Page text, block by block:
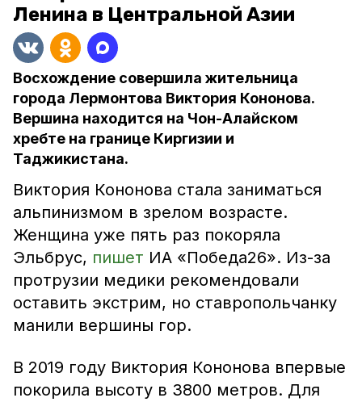
Ленина в Центральной Азии
Восхождение совершила жительница
города Лермонтова Виктория Кононова.
Вершина находится на Чон-Алайском
хребте на границе Киргизии и
Таджикистана.
Виктория Кононова стала заниматься
альпинизмом в зрелом возрасте.
Женщина уже пять раз покоряла
Эльбрус, пишет ИА «Победа26». Из-за
протрузии медики рекомендовали
оставить экстрим, но ставропольчанку
манили вершины гор.
В 2019 году Виктория Кононова впервые
покорила высоту в 3800 метров. Для